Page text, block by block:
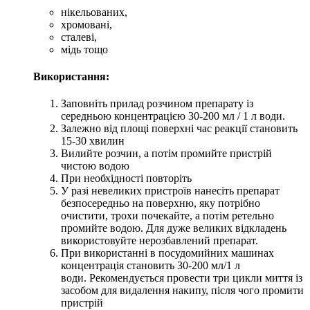
нікельованих,
хромовані,
сталеві,
мідь тощо
Використання:
Заповніть прилад розчином препарату із
середньою концентрацією 30-200 мл / 1 л води.
Залежно від площі поверхні час реакції становить
15-30 хвилин
Вилийте розчин, а потім промийте пристрій
чистою водою
При необхідності повторіть
У разі невеликих пристроїв нанесіть препарат
безпосередньо на поверхню, яку потрібно
очистити, трохи почекайте, а потім ретельно
промийте водою. Для дуже великих відкладень
використовуйте нерозбавлений препарат.
При використанні в посудомийних машинах
концентрація становить 30-200 мл/1 л
води. Рекомендується провести три цикли миття із
засобом для видалення накипу, після чого промити
пристрій